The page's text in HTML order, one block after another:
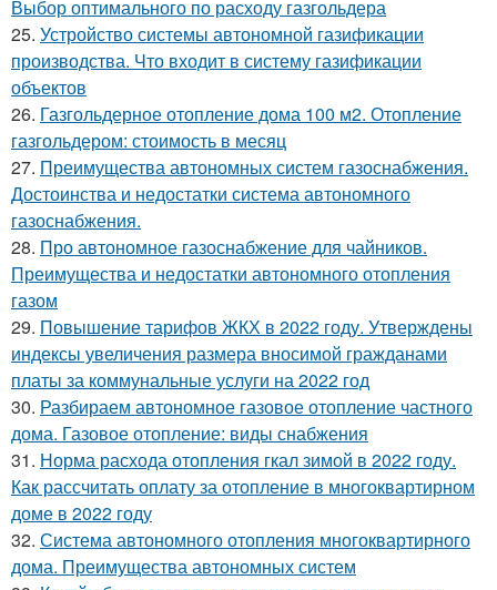
Выбор оптимального по расходу газгольдера
25. Устройство системы автономной газификации
производства. Что входит в систему газификации
объектов
26. Газгольдерное отопление дома 100 м2. Отопление
газгольдером: стоимость в месяц
27. Преимущества автономных систем газоснабжения.
Достоинства и недостатки система автономного
газоснабжения.
28. Про автономное газоснабжение для чайников.
Преимущества и недостатки автономного отопления
газом
29. Повышение тарифов ЖКХ в 2022 году. Утверждены
индексы увеличения размера вносимой гражданами
платы за коммунальные услуги на 2022 год
30. Разбираем автономное газовое отопление частного
дома. Газовое отопление: виды снабжения
31. Норма расхода отопления гкал зимой в 2022 году.
Как рассчитать оплату за отопление в многоквартирном
доме в 2022 году
32. Система автономного отопления многоквартирного
дома. Преимущества автономных систем